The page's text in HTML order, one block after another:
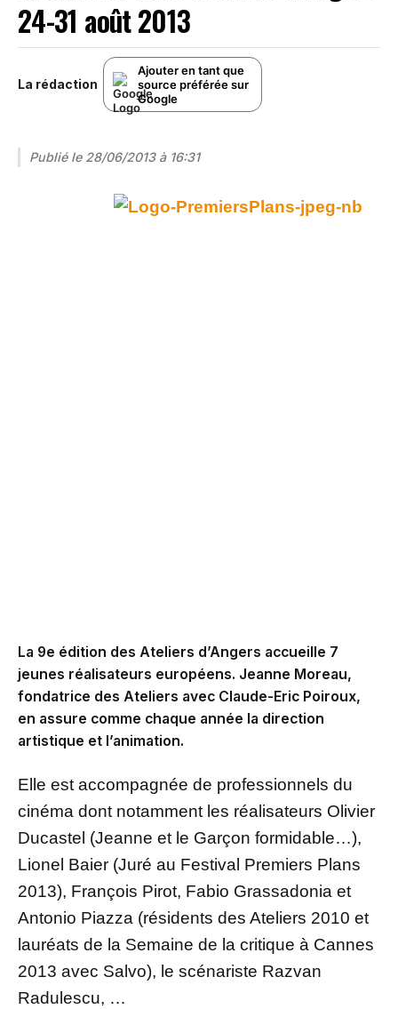
24-31 août 2013
La rédaction
Ajouter en tant que
source préférée sur
Google
Publié le 28/06/2013 à 16:31
La 9e édition des Ateliers d’Angers accueille 7
jeunes réalisateurs européens. Jeanne Moreau,
fondatrice des Ateliers avec Claude-Eric Poiroux,
en assure comme chaque année la direction
artistique et l’animation.
Elle est accompagnée de professionnels du
cinéma dont notamment les réalisateurs Olivier
Ducastel (Jeanne et le Garçon formidable…),
Lionel Baier (Juré au Festival Premiers Plans
2013), François Pirot, Fabio Grassadonia et
Antonio Piazza (résidents des Ateliers 2010 et
lauréats de la Semaine de la critique à Cannes
2013 avec Salvo), le scénariste Razvan
Radulescu, …